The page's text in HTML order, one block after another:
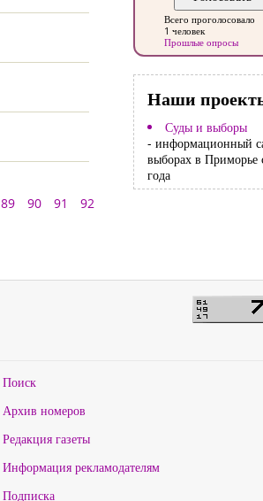
89 90 91
92
Всего проголосовало
1 человек
Прошлые опросы
Наши
Суды и выборы
- информационный
выборах в Приморье
года
Поиск
Архив номеров
Редакция газеты
Информация рекламодателям
Подписка